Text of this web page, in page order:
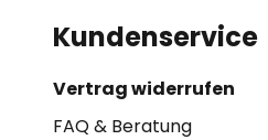
Kundenservice
Vertrag widerrufen
FAQ & Beratung